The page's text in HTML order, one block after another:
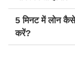
5 मिनट में लोन कैसे
करें?